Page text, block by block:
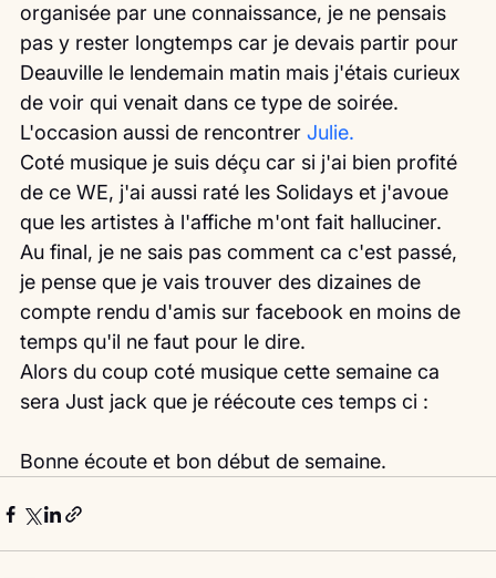
organisée par une connaissance, je ne pensais
pas y rester longtemps car je devais partir pour
Deauville le lendemain matin mais j'étais curieux
de voir qui venait dans ce type de soirée.
L'occasion aussi de rencontrer Julie.
Coté musique je suis déçu car si j'ai bien profité
de ce WE, j'ai aussi raté les Solidays et j'avoue
que les artistes à l'affiche m'ont fait halluciner.
Au final, je ne sais pas comment ca c'est passé,
je pense que je vais trouver des dizaines de
compte rendu d'amis sur facebook en moins de
temps qu'il ne faut pour le dire.
Alors du coup coté musique cette semaine ca
sera Just jack que je réécoute ces temps ci :
Bonne écoute et bon début de semaine.